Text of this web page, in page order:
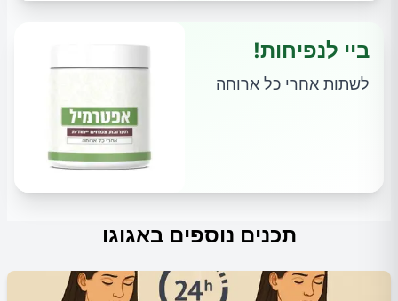
ביי לנפיחות!
לשתות אחרי כל ארוחה
תכנים נוספים באגוגו